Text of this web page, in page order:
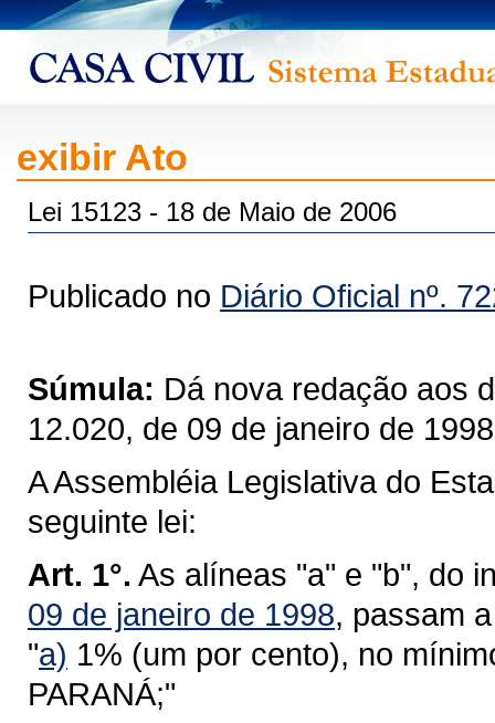
exibir Ato
Lei 15123 - 18 de Maio de 2006
Publicado no Diário Oficial nº.
Súmula: Dá nova redação aos
12.020, de 09 de janeiro de
A Assembléia Legislativa do
seguinte lei:
Art. 1°. As alíneas "a" e "b", do
09 de janeiro de 1998, passam
"a) 1% (um por cento), no
PARANÁ;"